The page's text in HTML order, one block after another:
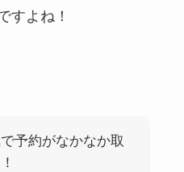
すよね！
予約がなかなか取